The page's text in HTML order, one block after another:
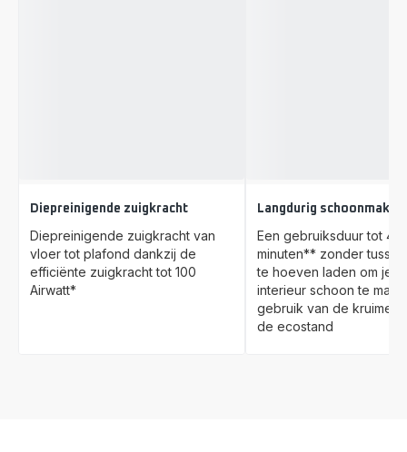
Diepreinigende zuigkracht
Diepreinigende zuigkracht van
vloer tot plafond dankzij de
efficiënte zuigkracht tot 100
Airwatt*
Langdurig schoonmaken
Een gebruiksduur tot 45
minuten** zonder
te hoeven laden om je
interieur schoon te
gebruik van de
de ecostand